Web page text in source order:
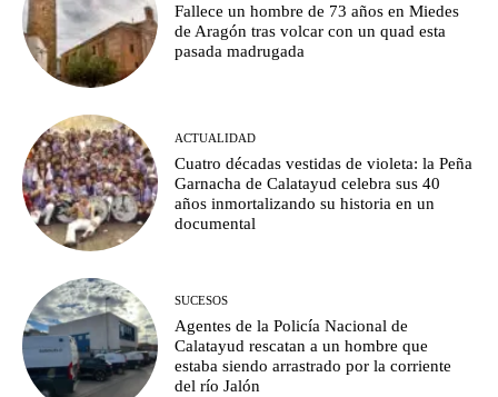
Fallece un hombre de 73 años en Miedes
de Aragón tras volcar con un quad esta
pasada madrugada
ACTUALIDAD
Cuatro décadas vestidas de violeta: la Peña
Garnacha de Calatayud celebra sus 40
años inmortalizando su historia en un
documental
SUCESOS
Agentes de la Policía Nacional de
Calatayud rescatan a un hombre que
estaba siendo arrastrado por la corriente
del río Jalón